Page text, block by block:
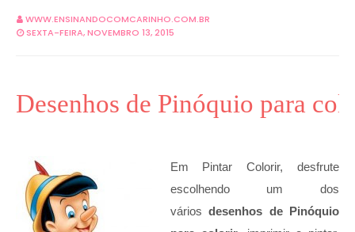
WWW.ENSINANDOCOMCARINHO.COM.BR
SEXTA-FEIRA, NOVEMBRO 13, 2015
Desenhos de Pinóquio para
Em Pintar Colorir, desfrute
escolhendo um dos
vários desenhos de Pinóquio